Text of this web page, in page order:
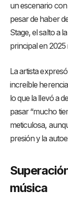
un escenario con
pesar de haber
Stage, el salto a
principal en
La artista
increíble
lo que la llevó a
pasar “mucho
meticulosa,
presión y la
música